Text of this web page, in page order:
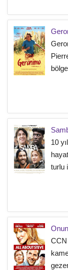
10
turlu
CCN